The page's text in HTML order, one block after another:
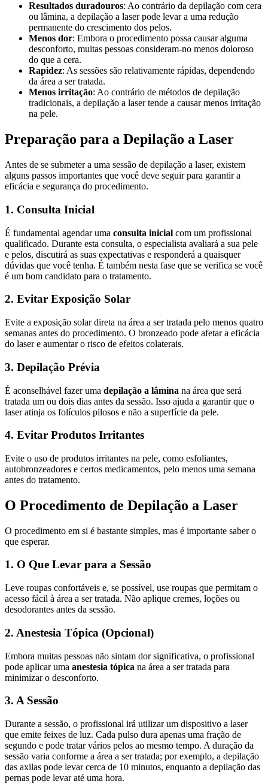
Resultados duradouros: Ao contrário da depilação com cera
ou lâmina, a depilação a laser pode levar a uma redução
permanente do crescimento dos pelos.
Menos dor: Embora o procedimento possa causar alguma
desconforto, muitas pessoas consideram-no menos doloroso
do que a cera.
Rapidez: As sessões são relativamente rápidas, dependendo
da área a ser tratada.
Menos irritação: Ao contrário de métodos de depilação
tradicionais, a depilação a laser tende a causar menos irritação
na pele.
Preparação para a Depilação a Laser
Antes de se submeter a uma sessão de depilação a laser, existem
alguns passos importantes que você deve seguir para garantir a
eficácia e segurança do procedimento.
1. Consulta Inicial
É fundamental agendar uma consulta inicial com um profissional
qualificado. Durante esta consulta, o especialista avaliará a sua pele
e pelos, discutirá as suas expectativas e responderá a quaisquer
dúvidas que você tenha. É também nesta fase que se verifica se você
é um bom candidato para o tratamento.
2. Evitar Exposição Solar
Evite a exposição solar direta na área a ser tratada pelo menos quatro
semanas antes do procedimento. O bronzeado pode afetar a eficácia
do laser e aumentar o risco de efeitos colaterais.
3. Depilação Prévia
É aconselhável fazer uma depilação a lâmina na área que será
tratada um ou dois dias antes da sessão. Isso ajuda a garantir que o
laser atinja os folículos pilosos e não a superfície da pele.
4. Evitar Produtos Irritantes
Evite o uso de produtos irritantes na pele, como esfoliantes,
autobronzeadores e certos medicamentos, pelo menos uma semana
antes do tratamento.
O Procedimento de Depilação a Laser
O procedimento em si é bastante simples, mas é importante saber o
que esperar.
1. O Que Levar para a Sessão
Leve roupas confortáveis e, se possível, use roupas que permitam o
acesso fácil à área a ser tratada. Não aplique cremes, loções ou
desodorantes antes da sessão.
2. Anestesia Tópica (Opcional)
Embora muitas pessoas não sintam dor significativa, o profissional
pode aplicar uma anestesia tópica na área a ser tratada para
minimizar o desconforto.
3. A Sessão
Durante a sessão, o profissional irá utilizar um dispositivo a laser
que emite feixes de luz. Cada pulso dura apenas uma fração de
segundo e pode tratar vários pelos ao mesmo tempo. A duração da
sessão varia conforme a área a ser tratada; por exemplo, a depilação
das axilas pode levar cerca de 10 minutos, enquanto a depilação das
pernas pode levar até uma hora.